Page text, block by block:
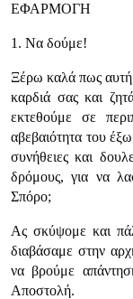
ΕΦΑΡΜΟΓΗ
1. Να δούμε!
Ξέρω καλά πως αυτή
καρδιά σας και
εκτεθούμε σε
αβεβαιότητα του
συνήθειες και
δρόμους, για να
Σπόρο;
Ας σκύψομε και
διαβάσαμε στην
να βρούμε
Αποστολή.